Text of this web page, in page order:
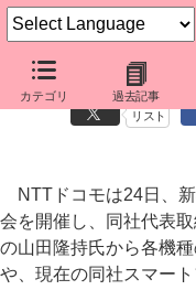
カテゴリ 過去記事
「4割弱が女性」、ドコモ
リスト
NTTドコモは24日、
会を開催し、同社代表
の山田隆持氏から各機
や、現在の同社スマー